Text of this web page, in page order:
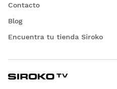
Contacto
Blog
Encuentra tu tienda Siroko